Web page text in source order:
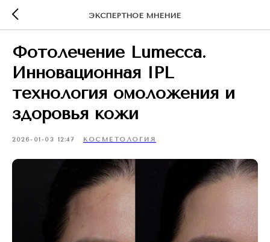
ЭКСПЕРТНОЕ МНЕНИЕ
Фотолечение Lumecca.
Инновационная IPL
технология омоложения и
здоровья кожи
2026-01-03 12:47 КОСМЕТОЛОГИЯ